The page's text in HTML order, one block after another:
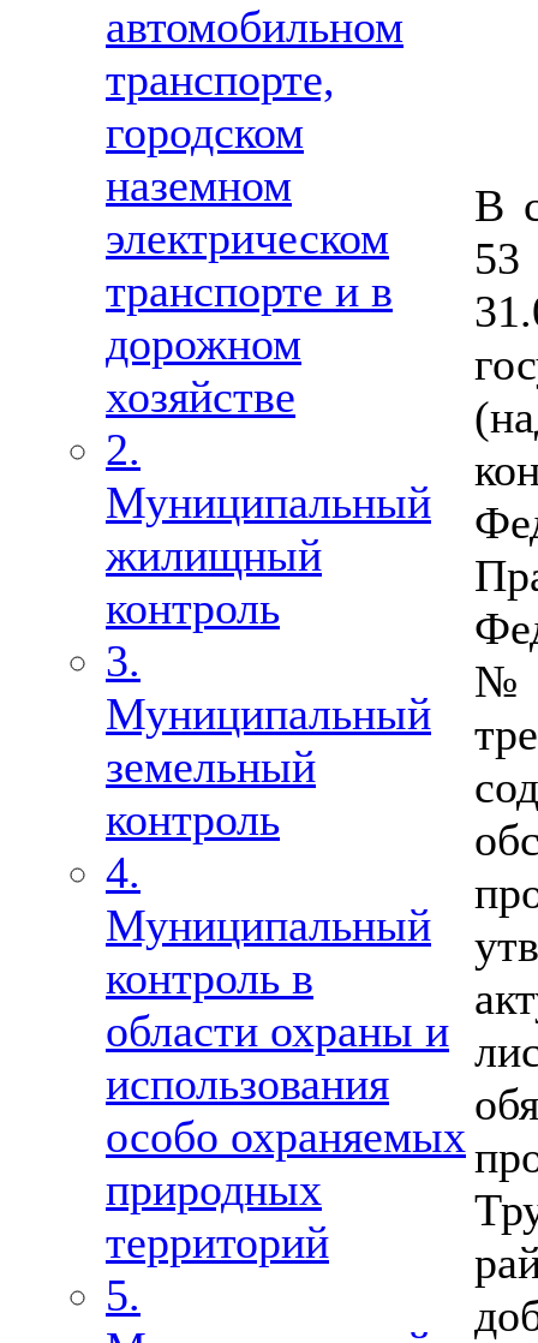
автомобильном
транспорте,
городском
наземном
электрическом
транспорте и в
дорожном
хозяйстве
2.
Муниципальный
жилищный
контроль
3.
Муниципальный
земельный
контроль
4.
Муниципальный
контроль в
области охраны и
использования
особо охраняемых
природных
территорий
5.
В
№